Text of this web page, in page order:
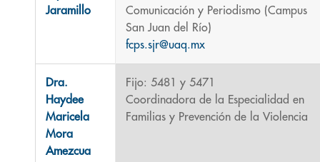
Jaramillo
Comunicación y Periodismo (Campus
San Juan del Río)
fcps.sjr@uaq.mx
Dra.
Haydee
Maricela
Mora
Amezcua
Fijo: 5481 y 5471
Coordinadora de la Especialidad en
Familias y Prevención de la Violencia